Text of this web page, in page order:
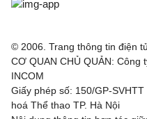
© 2006. Trang thông tin điện
CƠ QUAN CHỦ QUẢN: Công
INCOM
Giấy phép số: 150/GP-
hoá Thể thao TP. Hà Nội